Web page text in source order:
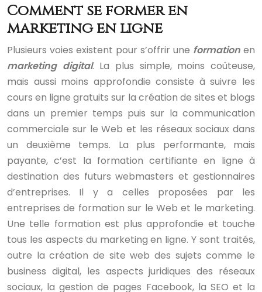
Comment se former en
marketing en ligne
Plusieurs voies existent pour s’offrir une formation en
marketing digital. La plus simple, moins coûteuse,
mais aussi moins approfondie consiste à suivre les
cours en ligne gratuits sur la création de sites et blogs
dans un premier temps puis sur la communication
commerciale sur le Web et les réseaux sociaux dans
un deuxième temps. La plus performante, mais
payante, c’est la formation certifiante en ligne à
destination des futurs webmasters et gestionnaires
d’entreprises. Il y a celles proposées par les
entreprises de formation sur le Web et le marketing.
Une telle formation est plus approfondie et touche
tous les aspects du marketing en ligne. Y sont traités,
outre la création de site web des sujets comme le
business digital, les aspects juridiques des réseaux
sociaux, la gestion de pages Facebook, la SEO et la